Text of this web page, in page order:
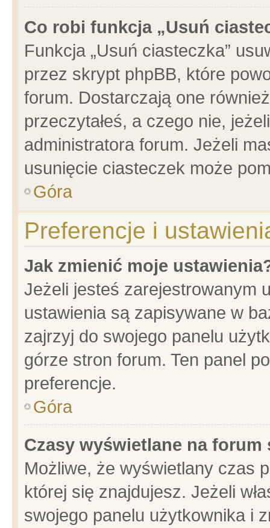
Co robi funkcja „Usuń
Funkcja „Usuń ciasteczka”
przez skrypt phpBB, które
forum. Dostarczają one
przeczytałeś, a czego nie,
administratora forum. Jeżeli
usunięcie ciasteczek może
Góra
Preferencje i
Jak zmienić moje
Jeżeli jesteś zarejestrowanym
ustawienia są zapisywane w
zajrzyj do swojego panelu
górze stron forum. Ten panel
preferencje.
Góra
Czasy wyświetlane na forum
Możliwe, że wyświetlany czas
której się znajdujesz. Jeżeli
swojego panelu użytkownika i